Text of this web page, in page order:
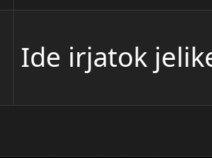
Ide irjatok